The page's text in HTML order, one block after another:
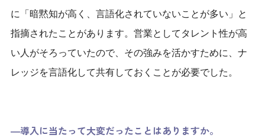
に「暗黙知が高く、言語化されていないことが多い」と
指摘されたことがあります。営業としてタレント性が高
い人がそろっていたので、その強みを活かすために、ナ
レッジを言語化して共有しておくことが必要でした。
―導入に当たって大変だったことはありますか。